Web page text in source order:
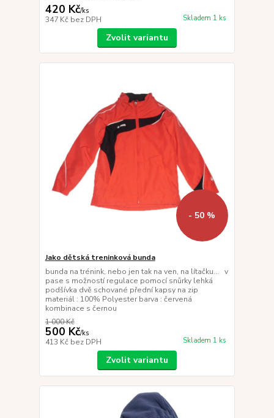
420 Kč/ks
347 Kč bez DPH Skladem 1 ks
Zvolit variantu
- 50 %
Jako dětská treninková bunda
bunda na trénink, nebo jen tak na ven, na lítačku... v
pase s možností regulace pomocí snůrky lehká
podšívka dvě schované přední kapsy na zip
materiál : 100% Polyester barva : červená
kombinace s černou
1 000 Kč
500 Kč/ks
413 Kč bez DPH Skladem 1 ks
Zvolit variantu